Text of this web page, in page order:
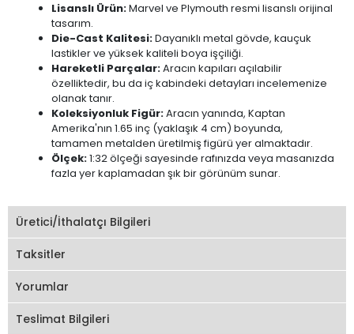
Lisanslı Ürün:Marvel ve Plymouth resmi lisanslı orijinal
tasarım.
Die-Cast Kalitesi:Dayanıklı metal gövde, kauçuk
lastikler ve yüksek kaliteli boya işçiliği.
Hareketli Parçalar:Aracın kapıları açılabilir
özelliktedir, bu da iç kabindeki detayları incelemenize
olanak tanır.
Koleksiyonluk Figür:Aracın yanında, Kaptan
Amerika'nın 1.65 inç (yaklaşık 4 cm) boyunda,
tamamen metalden üretilmiş figürü yer almaktadır.
Ölçek:1:32 ölçeği sayesinde rafınızda veya masanızda
fazla yer kaplamadan şık bir görünüm sunar.
Üretici/İthalatçı Bilgileri
Taksitler
Yorumlar
Teslimat Bilgileri